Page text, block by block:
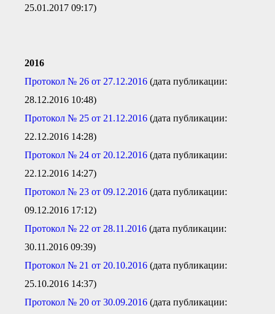
Антикоррупционная политика
Видеоматериалы
Работа в Общественных советах
Повышение квалификации,
профессиональная
25.01.2017 09:17)
2016
Протокол № 26 от 27.12.2016 (дата публикации:
28.12.2016 10:48)
Протокол № 25 от 21.12.2016 (дата публикации:
22.12.2016 14:28)
Протокол № 24 от 20.12.2016 (дата публикации:
22.12.2016 14:27)
Протокол № 23 от 09.12.2016 (дата публикации:
09.12.2016 17:12)
Протокол № 22 от 28.11.2016 (дата публикации:
30.11.2016 09:39)
Протокол № 21 от 20.10.2016 (дата публикации:
25.10.2016 14:37)
Протокол № 20 от 30.09.2016 (дата публикации: